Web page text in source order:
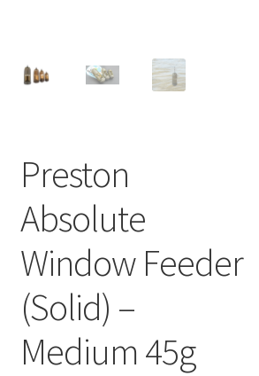
Preston
Absolute
Window Feeder
(Solid) –
Medium 45g